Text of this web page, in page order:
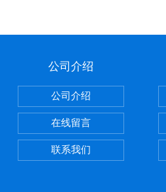
公司介绍
公司介绍
在线留言
联系我们